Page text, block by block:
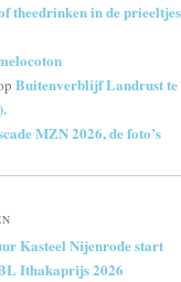
theedrinken in de
Buitenverblijf Landrust te
MZN 2026, de foto’s
Kasteel Nijenrode start
Ithakaprijs 2026